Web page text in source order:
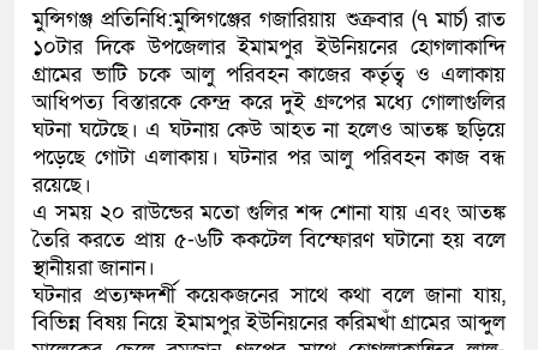
নতুন মামলায় গ্রেফতার
কলিমউল্লাহকে (ভিডিও)
মুন্সিগঞ্জ প্রতিনিধি:মুন্সিগঞ্জের গজারিয়ায় শুক্রবার (৭ মার্চ) রাত
১০টার দিকে উপজেলার ইমামপুর ইউনিয়নের হোগলাকান্দি
গ্রামের ভাটি চকে আলু পরিবহন কাজের কর্তৃত্ব ও এলাকায়
আধিপত্য বিস্তারকে কেন্দ্র করে দুই গ্রুপের মধ্যে গোলাগুলির
ঘটনা ঘটেছে। এ ঘটনায় কেউ আহত না হলেও আতঙ্ক ছড়িয়ে
পড়েছে গোটা এলাকায়। ঘটনার পর আলু পরিবহন কাজ বন্ধ
রয়েছে।
এ সময় ২০ রাউন্ডের মতো গুলির শব্দ শোনা যায় এবং আতঙ্ক
তৈরি করতে প্রায় ৫-৬টি ককটেল বিস্ফোরণ ঘটানো হয় বলে
স্থানীয়রা জানান।
ঘটনার প্রত্যক্ষদর্শী কয়েকজনের সাথে কথা বলে জানা যায়,
বিভিন্ন বিষয় নিয়ে ইমামপুর ইউনিয়নের করিমখাঁ গ্রামের আব্দুল